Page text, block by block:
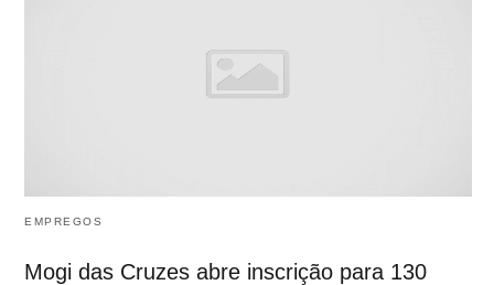
EMPREGOS
Mogi das Cruzes abre inscrição para 130